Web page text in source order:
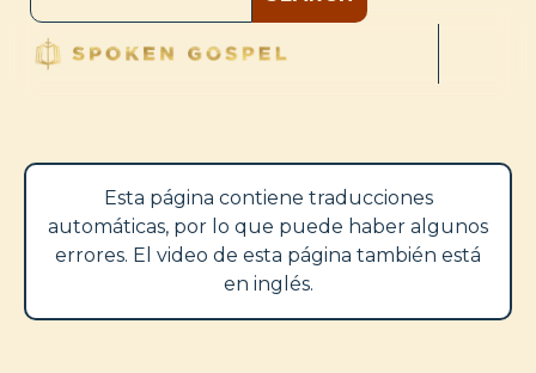
Esta página contiene traducciones
automáticas, por lo que puede haber algunos
errores. El video de esta página también está
en inglés.